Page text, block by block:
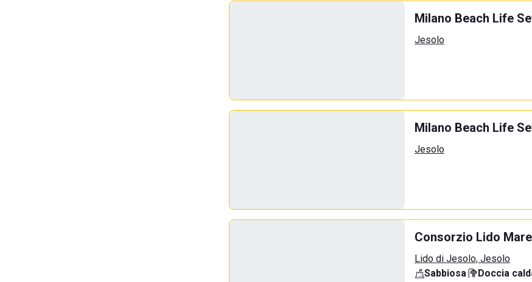
Milano Beach Life
Jesolo
Milano Beach Life
Jesolo
Consorzio Lido
Lido di Jesolo, Jesolo
Sabbiosa· Doccia